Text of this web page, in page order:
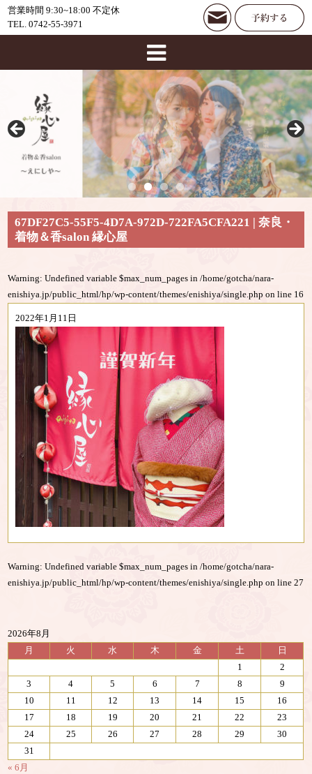
営業時間 9:30~18:00 不定休
TEL. 0742-55-3971
67DF27C5-55F5-4D7A-972D-722FA5CFA221 | 奈良・
着物＆香salon 縁心屋
Warning: Undefined variable $max_num_pages in/home/gotcha/nara-
enishiya.jp/public_html/hp/wp-content/themes/enishiya/single.php on line 16
2022年1月11日
Warning: Undefined variable $max_num_pages in/home/gotcha/nara-
enishiya.jp/public_html/hp/wp-content/themes/enishiya/single.php on line27
2026年8月
月
火 水 木 金 土
日
1
2
3
4 5 6 7 8
9
10
11 12 13 14 15
16
17
18 19 20 21 22
23
24
25 26 27 28 29
30
31
« 6月